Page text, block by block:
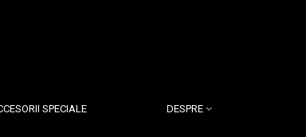
SPECIALE DESPRE